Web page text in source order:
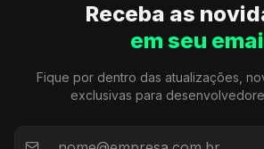
Receba as
em seu
Fique por dentro das atualizações,
exclusivas para